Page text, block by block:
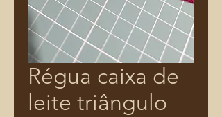
Régua caixa de
leite triângulo